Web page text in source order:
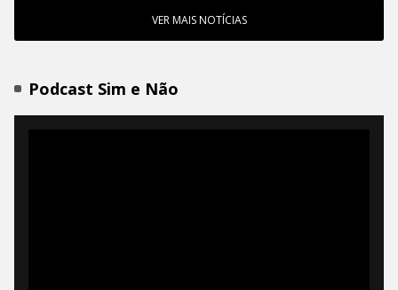
VER MAIS NOTÍCIAS
Podcast Sim e Não